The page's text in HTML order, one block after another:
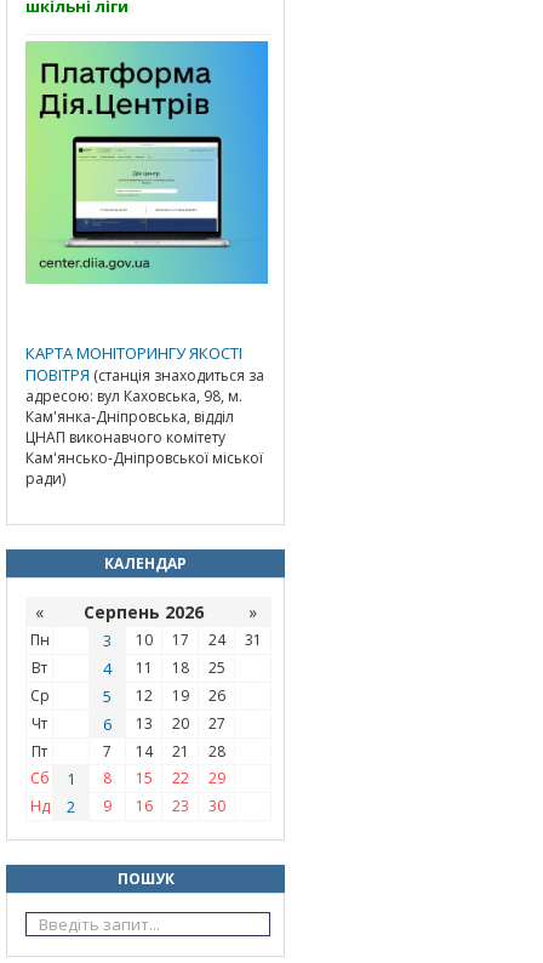
шкільні ліги
КАРТА МОНІТОРИНГУ ЯКОСТІ
ПОВІТРЯ (станція знаходиться за
адресою: вул Каховська, 98, м.
Кам'янка-Дніпровська, відділ
ЦНАП виконавчого комітету
Кам'янсько-Дніпровської міської
ради)
КАЛЕНДАР
« Серпень 2026 »
Пн 3 10 17 24
31
Вт
4 11 18
25
Ср
5 12 19
26
Чт
6 13 20
27
Пт
7 14 21
28
Сб
1 8 15 22
29
Нд
2 9 16 23 30
ПОШУК